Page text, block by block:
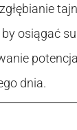
osiągać
dnia.